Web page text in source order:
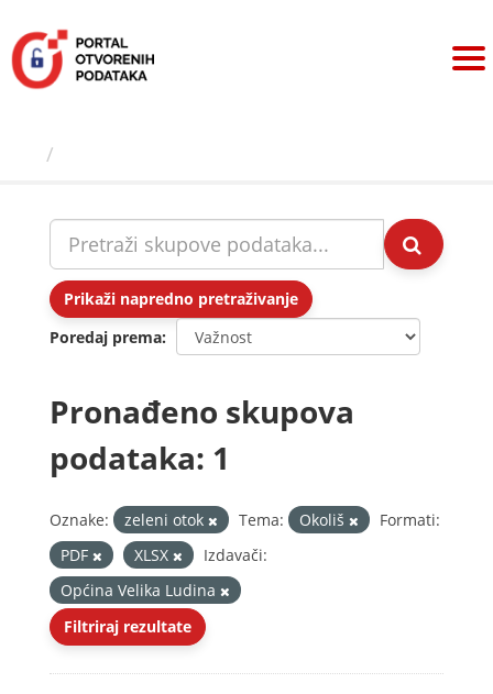
sadržaj
Prikaži napredno pretraživanje
Poredaj prema
Pronađeno skupova
podataka: 1
Oznake: zeleni otok Tema: Okoliš
Formati:
PDF
XLSX
Izdavači:
Općina Velika Ludina
Filtriraj rezultate